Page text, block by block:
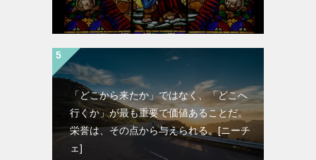
「どこから来たか」ではなく、「どこへ
行くか」が最も重要で価値あることだ。
栄誉は、その点から与えられる。[ニーチ
ェ]